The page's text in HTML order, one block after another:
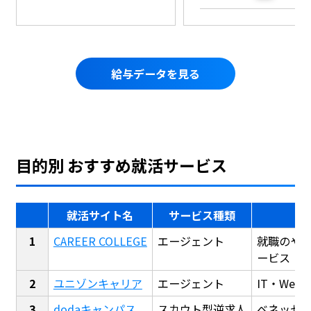
給与データを見る
目的別 おすすめ就活サービス
就活サイト名
サービス種類
CAREER COLLEGE
エージェント
就職のや
ービス
ユニゾンキャリア
エージェント
IT・Web